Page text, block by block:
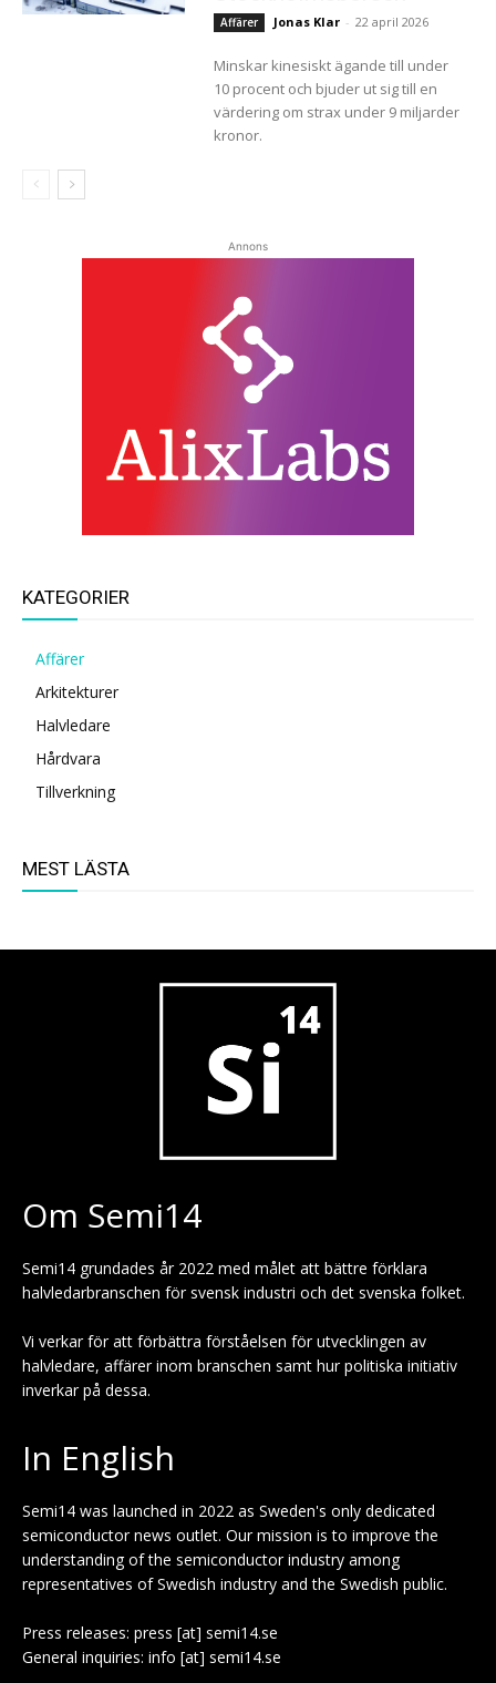
Affärer Jonas Klar - 22 april 2026
Minskar kinesiskt ägande till under
10 procent och bjuder ut sig till en
värdering om strax under 9 miljarder
kronor.
Annons
KATEGORIER
Affärer
Arkitekturer
Halvledare
Hårdvara
Tillverkning
MEST LÄSTA
Om Semi14
Semi14 grundades år 2022 med målet att bättre förklara
halvledarbranschen för svensk industri och det svenska folket.
Vi verkar för att förbättra förståelsen för utvecklingen av
halvledare, affärer inom branschen samt hur politiska initiativ
inverkar på dessa.
In English
Semi14 was launched in 2022 as Sweden's only dedicated
semiconductor news outlet. Our mission is to improve the
understanding of the semiconductor industry among
representatives of Swedish industry and the Swedish public.
Press releases: press [at] semi14.se
General inquiries: info [at] semi14.se